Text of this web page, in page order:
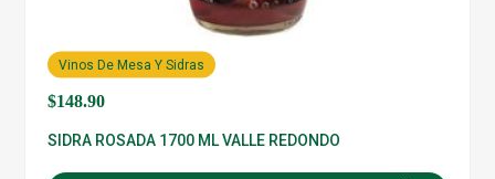
$148.90
Vinos De Mesa Y Sidras
SIDRA ROSADA 1700 ML VALLE REDONDO